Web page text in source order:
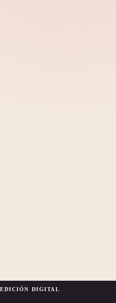
EDICIÓN DIGITAL